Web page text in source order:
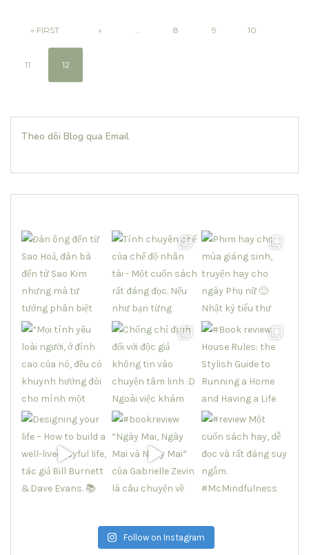
« FIRST « ... 8 9 10
11 12
Theo dõi Blog qua Email
Follow on Instagram